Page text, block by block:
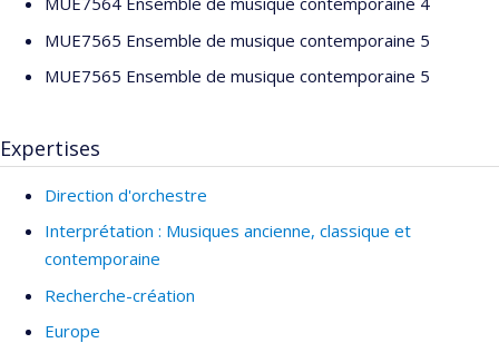
MUE7565 Ensemble de musique contemporaine 5
MUE7565 Ensemble de musique contemporaine 5
Expertises
Direction d'orchestre
Interprétation : Musiques ancienne, classique et
contemporaine
Recherche-création
Europe